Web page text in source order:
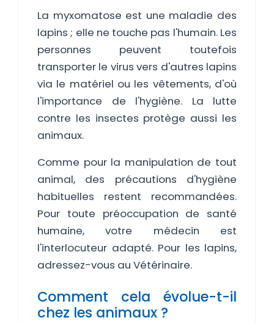
La myxomatose est une maladie des
lapins ; elle ne touche pas l'humain. Les
personnes peuvent toutefois
transporter le virus vers d'autres lapins
via le matériel ou les vêtements, d'où
l'importance de l'hygiène. La lutte
contre les insectes protège aussi les
animaux.
Comme pour la manipulation de tout
animal, des précautions d'hygiène
habituelles restent recommandées.
Pour toute préoccupation de santé
humaine, votre médecin est
l'interlocuteur adapté. Pour les lapins,
adressez-vous au Vétérinaire.
Comment cela évolue-t-il
chez les animaux ?